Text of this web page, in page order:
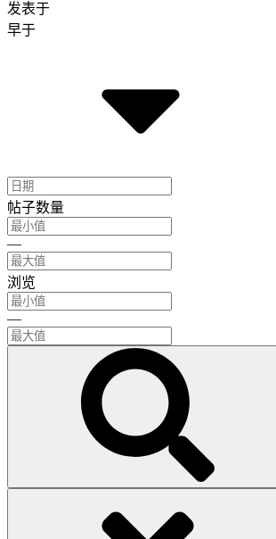
发表于
早于
帖子数量
—
浏览
—